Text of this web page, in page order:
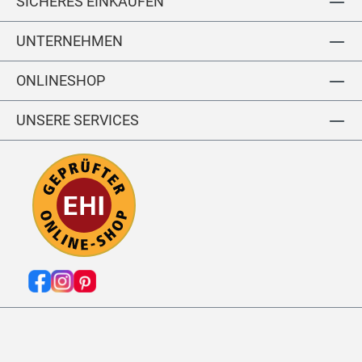
T
O
1
5
8
UNTERNEHMEN
ONLINESHOP
UNSERE SERVICES